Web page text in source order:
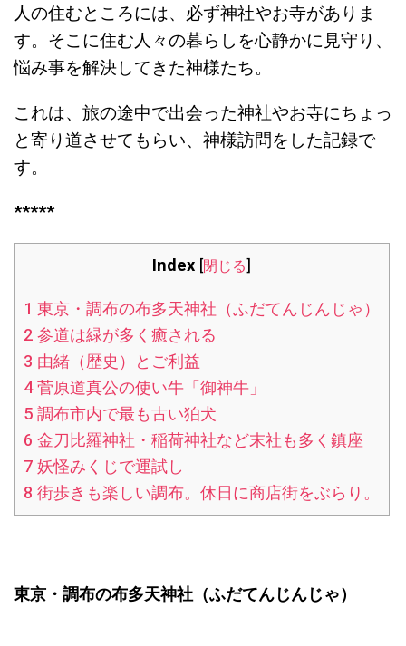
人の住むところには、必ず神社やお寺がありま
す。そこに住む人々の暮らしを心静かに見守り、
悩み事を解決してきた神様たち。
これは、旅の途中で出会った神社やお寺にちょっ
と寄り道させてもらい、神様訪問をした記録で
す。
*****
Index [閉じる]
1 東京・調布の布多天神社（ふだてんじんじゃ）
2参道は緑が多く癒される
3 由緒（歴史）とご利益
4菅原道真公の使い牛「御神牛」
5調布市内で最も古い狛犬
6 金刀比羅神社・稲荷神社など末社も多く鎮座
7妖怪みくじで運試し
8 街歩きも楽しい調布。休日に商店街をぶらり。
東京・調布の布多天神社（ふだてんじんじゃ）